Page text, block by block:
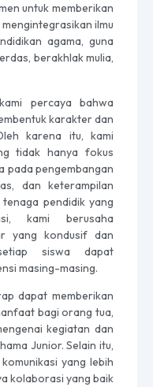
untuk memberikan
ilmu
agama, guna
berakhlak mulia,
percaya bahwa
karakter dan
karena itu, kami
tidak hanya fokus
pada pengembangan
dan keterampilan
pendidik yang
kami berusaha
yang kondusif dan
siswa dapat
masing-masing.
dapat memberikan
bagi orang tua,
kegiatan dan
Junior. Selain itu,
yang lebih
kolaborasi yang baik